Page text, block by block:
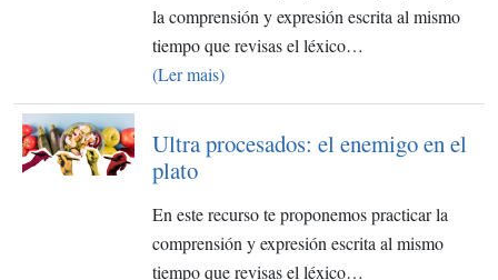
la comprensión y expresión escrita al mismo
tiempo que revisas el léxico…
(Ler mais)
Ultra procesados: el enemigo en el
plato
En este recurso te proponemos practicar la
comprensión y expresión escrita al mismo
tiempo que revisas el léxico…